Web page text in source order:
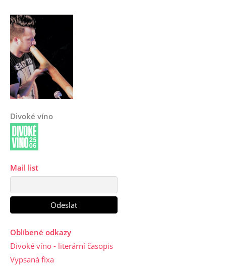
Divoké víno
Mail list
Oblíbené odkazy
Divoké víno - literární časopis
Vypsaná fixa